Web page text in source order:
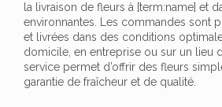
la livraison de fleurs à [term:name] et
environnantes. Les commandes sont
et livrées dans des conditions
domicile, en entreprise ou sur un lieu
service permet d’offrir des fleurs
garantie de fraîcheur et de qualité.